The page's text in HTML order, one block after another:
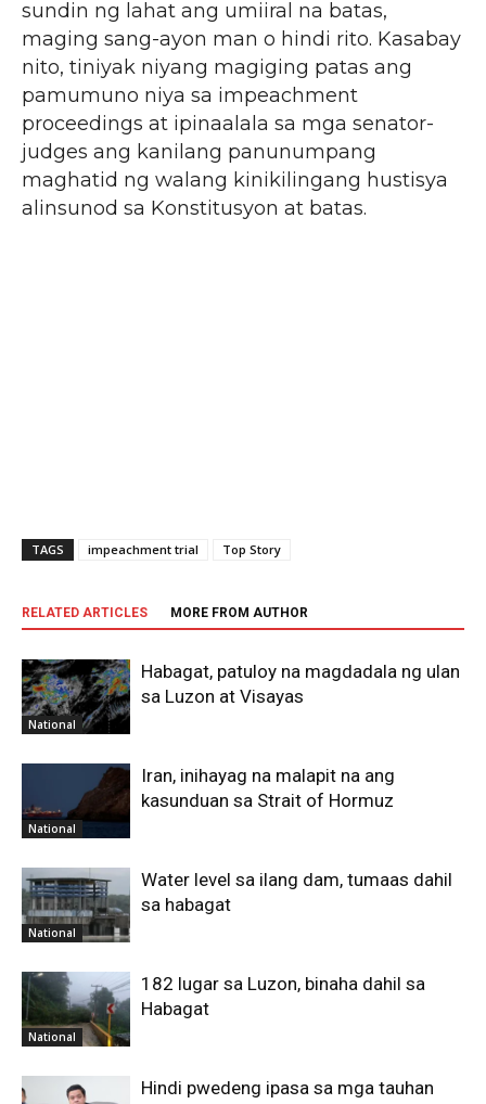
sundin ng lahat ang umiiral na batas,
maging sang-ayon man o hindi rito. Kasabay
nito, tiniyak niyang magiging patas ang
pamumuno niya sa impeachment
proceedings at ipinaalala sa mga senator-
judges ang kanilang panunumpang
maghatid ng walang kinikilingang hustisya
alinsunod sa Konstitusyon at batas.
TAGS impeachment trial Top Story
RELATED ARTICLES MORE FROM AUTHOR
National
Habagat, patuloy na magdadala ng ulan
sa Luzon at Visayas
National
Iran, inihayag na malapit na ang
kasunduan sa Strait of Hormuz
National
Water level sa ilang dam, tumaas dahil
sa habagat
National
182 lugar sa Luzon, binaha dahil sa
Habagat
Hindi pwedeng ipasa sa mga tauhan